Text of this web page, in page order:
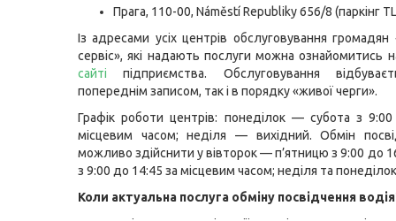
Прага, 110-00, Náměstí Republiky 656/8 (паркінг
Із адресами усіх центрів обслуговування громадян
сервіс», які надають послуги можна ознайомитись
сайті підприємства. Обслуговування
попереднім записом, так і в порядку «живої черги».
Графік роботи центрів: понеділок — субота з
місцевим часом; неділя — вихідний. Обмін
можливо здійснити у вівторок — п’ятницю з 9:00 до
з 9:00 до 14:45 за місцевим часом; неділя та
Коли актуальна послуга обміну посвідчення